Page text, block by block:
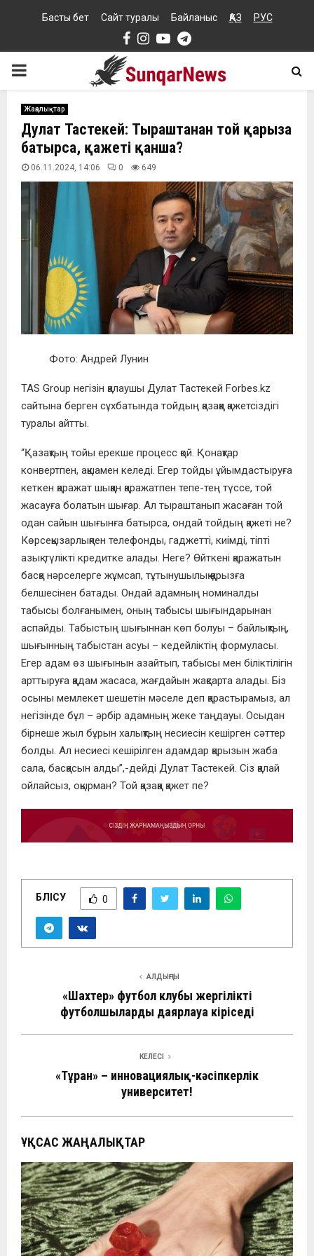
Басты бет Сайт туралы Байланыс ҚАЗ РУС
Facebook
Instagram
YoutubeTelegram
PRIMARY
MENU
Жаңалықтар
Дулат Тастекей: Тыраштанған той қарызға
батырса, қажеті қанша?
06.11.2024, 14:06 0 649
Фото: Андрей Лунин
TAS Group негізін қалаушы Дулат Тастекей Forbes.kz
сайтына берген сұхбатында тойдың қазаққа қажетсіздігі
туралы айтты.
“Қазақтың тойы ерекше процесс қой. Қонақтар
конвертпен, ақшамен келеді. Егер тойды ұйымдастыруға
кеткен қаражат шыққан қаражатпен тепе-тең түссе, той
жасауға болатын шығар. Ал тыраштанып жасаған той
одан сайын шығынға батырса, ондай тойдың қажеті не?
Көрсеқызарлықпен телефонды, гаджетті, киімді, тіпті
азық-түлікті кредитке алады. Неге? Өйткені қаражатын
басқа нәрселерге жұмсап, тұтынушылық қарызға
белшесінен батады. Ондай адамның номиналды
табысы болғанымен, оның табысы шығындарынан
аспайды. Табыстың шығыннан көп болуы – байлықтың,
шығынның табыстан асуы – кедейліктің формуласы.
Егер адам өз шығынын азайтып, табысы мен біліктілігін
арттыруға қадам жасаса, жағдайын жақсарта алады. Біз
осыны мемлекет шешетін мәселе деп қарастырамыз, ал
негізінде бұл – әрбір адамның жеке таңдауы. Осыдан
бірнеше жыл бұрын халықтың несиесін кешірген сәттер
болды. Ал несиесі кешірілген адамдар қарызын жаба
сала, басқасын алды”,-дейді Дулат Тастекей. Сіз қалай
ойлайсыз, оқырман? Той қазаққа қажет пе?
БӨЛІСУ 0
АЛДЫҢҒЫ
«Шахтер» футбол клубы жергілікті
футболшыларды даярлауға кіріседі
КЕЛЕСІ
«Тұран» – инновациялық-кәсіпкерлік
университет!
ҰҚСАС ЖАҢАЛЫҚТАР